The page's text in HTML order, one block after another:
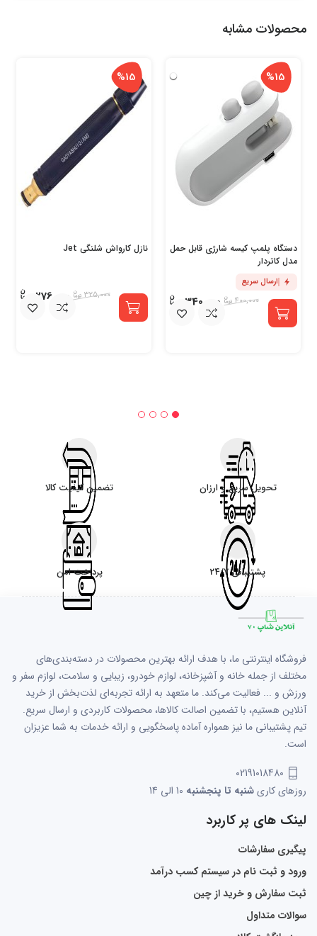
محصولات مشابه
%15
دستگاه پلمپ کیسه شارژی قابل حمل
مدل کاتردار
ارسال سریع
400,000
340,000
%15
نازل کارواش شلنگی Jet
325,000
276,000
تحویل سریع و ارزان تضمین کیفیت کالا
پشتیبانی 24/7 پرداخت امن
فروشگاه اینترنتی ما، با هدف ارائه بهترین محصولات در دسته‌بندی‌های
مختلف از جمله خانه و آشپزخانه، لوازم خودرو، زیبایی و سلامت، لوازم سفر و
ورزش و ... فعالیت می‌کند. ما متعهد به ارائه تجربه‌ای لذت‌بخش از خرید
آنلاین هستیم، با تضمین اصالت کالاها، محصولات کاربردی و ارسال سریع.
تیم پشتیبانی ما نیز همواره آماده پاسخگویی و ارائه خدمات به شما عزیزان
است.
02191018480
روزهای کاریشنبه تا پنجشنبه
لینک های پر کاربرد
پیگیری سفارشات
ورود و ثبت نام در سیستم کسب درآمد
ثبت سفارش و خرید از چین
سوالات متداول